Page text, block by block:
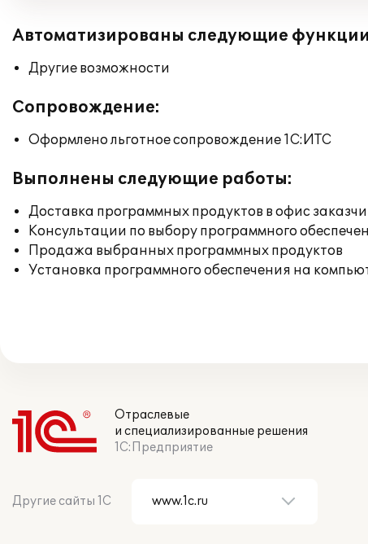
Автоматизированы следующие
Другие возможности
Сопровождение:
Оформлено льготное сопровождение 1С:ИТС
Выполнены следующие работы:
Доставка программных продуктов в офис
Консультации по выбору программного
Продажа выбранных программных продуктов
Установка программного обеспечения на
Отраслевые
и специализированные решения
1С:Предприятие
Другие сайты 1С